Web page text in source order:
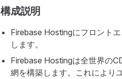
構成説明
Firebase Hostingにフロント
します。
Firebase Hostingは全世界の
網を構築します。これにより